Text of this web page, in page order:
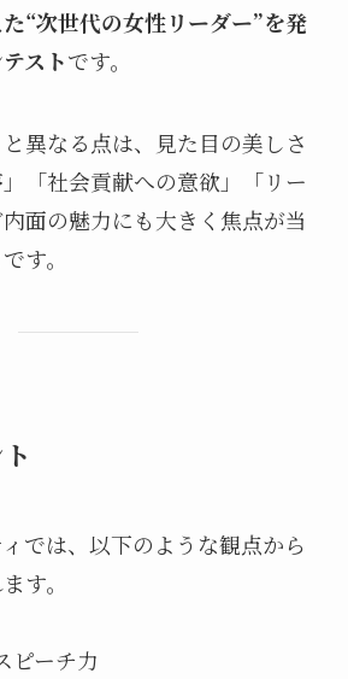
“次世代の女性リーダー”を発
ストです。
異なる点は、見た目の美しさ
「社会貢献への意欲」「リー
面の魅力にも大きく焦点が当
す。
では、以下のような観点から
す。
ピーチ力